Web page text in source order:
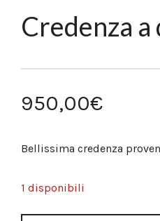
Credenza
950,00€
Bellissima credenza
1 disponibili